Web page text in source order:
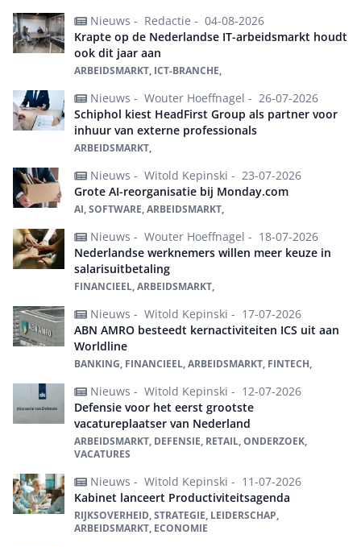
Nieuws - Redactie - 04-08-2026
Krapte op de Nederlandse IT-arbeidsmarkt houdt
ook dit jaar aan
ARBEIDSMARKT, ICT-BRANCHE,
Nieuws - Wouter Hoeffnagel - 26-07-2026
Schiphol kiest HeadFirst Group als partner voor
inhuur van externe professionals
ARBEIDSMARKT,
Nieuws - Witold Kepinski - 23-07-2026
Grote AI-reorganisatie bij Monday.com
AI, SOFTWARE, ARBEIDSMARKT,
Nieuws - Wouter Hoeffnagel - 18-07-2026
Nederlandse werknemers willen meer keuze in
salarisuitbetaling
FINANCIEEL, ARBEIDSMARKT,
Nieuws - Witold Kepinski - 17-07-2026
ABN AMRO besteedt kernactiviteiten ICS uit aan
Worldline
BANKING, FINANCIEEL, ARBEIDSMARKT, FINTECH,
Nieuws - Witold Kepinski - 12-07-2026
Defensie voor het eerst grootste
vacatureplaatser van Nederland
ARBEIDSMARKT, DEFENSIE, RETAIL, ONDERZOEK,
VACATURES
Nieuws - Witold Kepinski - 11-07-2026
Kabinet lanceert Productiviteitsagenda
RIJKSOVERHEID, STRATEGIE, LEIDERSCHAP,
ARBEIDSMARKT, ECONOMIE